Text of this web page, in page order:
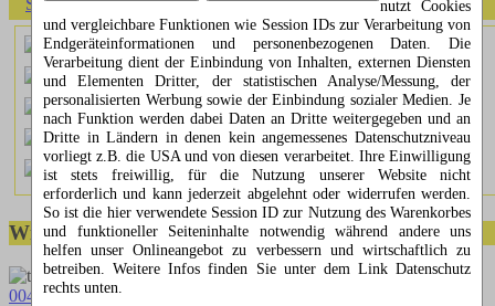
nutzt Cookies
und vergleichbare Funktionen wie Session IDs zur Verarbeitung von
Endgeräteinformationen und personenbezogenen Daten. Die
Verarbeitung dient der Einbindung von Inhalten, externen Diensten
und Elementen Dritter, der statistischen Analyse/Messung, der
personalisierten Werbung sowie der Einbindung sozialer Medien. Je
nach Funktion werden dabei Daten an Dritte weitergegeben und an
Dritte in Ländern in denen kein angemessenes Datenschutzniveau
vorliegt z.B. die USA und von diesen verarbeitet. Ihre Einwilligung
ist stets freiwillig, für die Nutzung unserer Website nicht
erforderlich und kann jederzeit abgelehnt oder widerrufen werden.
So ist die hier verwendete Session ID zur Nutzung des Warenkorbes
und funktioneller Seiteninhalte notwendig während andere uns
helfen unser Onlineangebot zu verbessern und wirtschaftlich zu
betreiben. Weitere Infos finden Sie unter dem Link Datenschutz
rechts unten.
Buochs (NW)
Hergiswil (NW)
Oberdorf (NW)
Stans (NW)
Stansstaad (NW)
Wir helfen Ihnen gerne weiter
00491738460501